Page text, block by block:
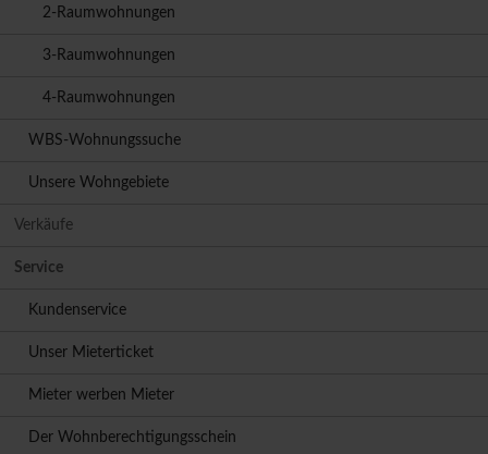
2-Raumwohnungen
3-Raumwohnungen
4-Raumwohnungen
WBS-Wohnungssuche
Unsere Wohngebiete
Verkäufe
Service
Kundenservice
Unser Mieterticket
Mieter werben Mieter
Der Wohnberechtigungsschein